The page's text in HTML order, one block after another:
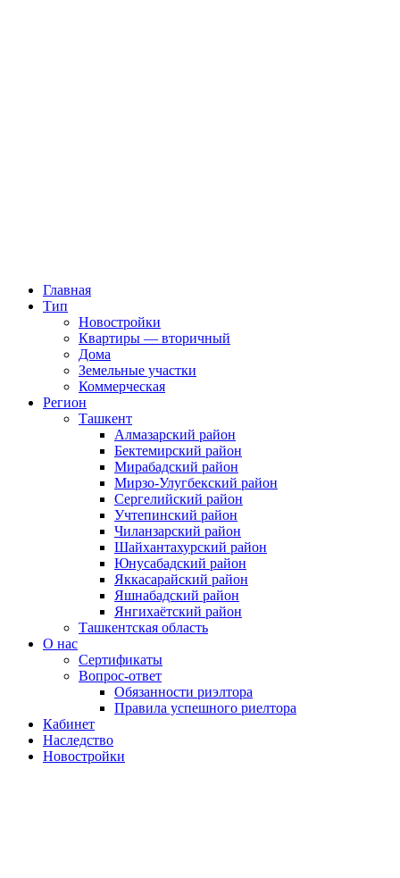
Главная
Тип
Новостройки
Квартиры — вторичный
Дома
Земельные участки
Коммерческая
Регион
Ташкент
Алмазарский район
Бектемирский район
Мирабадский район
Мирзо-Улугбекский район
Сергелийский район
Учтепинский район
Чиланзарский район
Шайхантахурский район
Юнусабадский район
Яккасарайский район
Яшнабадский район
Янгихаётский район
Ташкентская область
О нас
Сертификаты
Вопрос-ответ
Обязанности риэлтора
Правила успешного риелтора
Кабинет
Наследство
Новостройки